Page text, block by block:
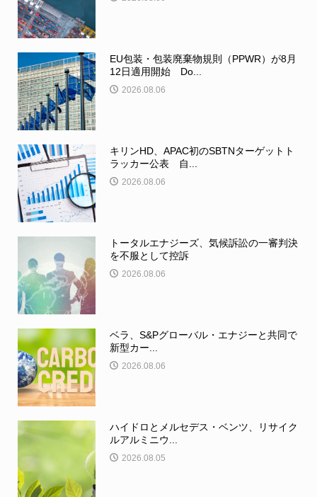
EU包装・包装廃棄物規則（PPWR）が8月
12日適用開始 Do...
2026.08.06
キリンHD、APAC初のSBTNターゲットト
ラッカー公表 自...
2026.08.06
トータルエナジーズ、気候訴訟の一審判決
を不服として控訴
2026.08.06
ベラ、S&Pグローバル・エナジーと共同で
新型カー...
2026.08.06
ハイドロとメルセデス・ベンツ、リサイク
ルアルミニウ...
2026.08.05